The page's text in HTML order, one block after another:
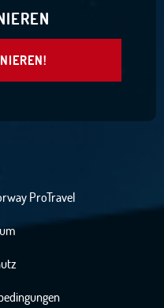
ProTravel